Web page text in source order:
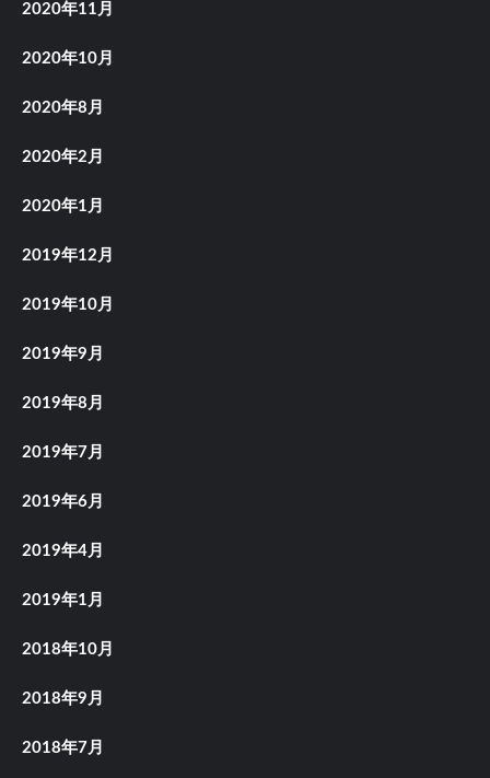
2020年11月
2020年10月
2020年8月
2020年2月
2020年1月
2019年12月
2019年10月
2019年9月
2019年8月
2019年7月
2019年6月
2019年4月
2019年1月
2018年10月
2018年9月
2018年7月